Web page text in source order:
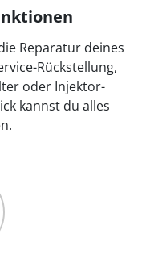
Reparatur deines
Rückstellung,
oder Injektor-
kannst du alles